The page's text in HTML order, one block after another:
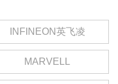
INFINEON英飞凌
MARVELL